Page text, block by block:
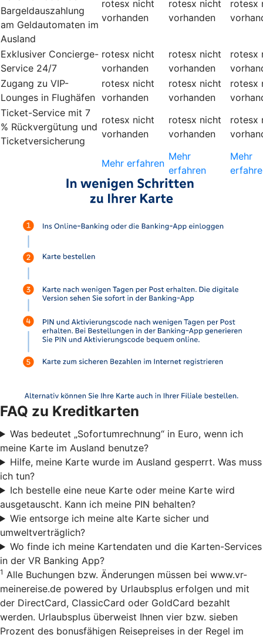
Bargeldauszahlung
am Geldautomaten im
Ausland
rotesx nicht
vorhanden
rotesx nicht
vorhanden
rotesx
Exklusiver Concierge-
Service 24/7
rotesx nicht
vorhanden
rotesx nicht
vorhanden
rotesx
Zugang zu VIP-
Lounges in Flughäfen
rotesx nicht
vorhanden
rotesx nicht
vorhanden
rotesx
Ticket-Service mit 7
% Rückvergütung und
Ticketversicherung
rotesx nicht
vorhanden
rotesx nicht
vorhanden
rotesx
Mehr erfahren
Mehr
erfahren
Mehr
FAQ zu Kreditkarten
Was bedeutet „Sofortumrechnung“ in Euro, wenn ich
meine Karte im Ausland benutze?
Hilfe, meine Karte wurde im Ausland gesperrt. Was muss
ich tun?
Ich bestelle eine neue Karte oder meine Karte wird
ausgetauscht. Kann ich meine PIN behalten?
Wie entsorge ich meine alte Karte sicher und
umweltverträglich?
Wo finde ich meine Kartendaten und die Karten-Services
in der VR Banking App?
1 Alle Buchungen bzw. Änderungen müssen bei www.vr-
meinereise.de powered by Urlaubsplus erfolgen und mit
der DirectCard, ClassicCard oder GoldCard bezahlt
werden. Urlaubsplus überweist Ihnen vier bzw. sieben
Prozent des bonusfähigen Reisepreises in der Regel im